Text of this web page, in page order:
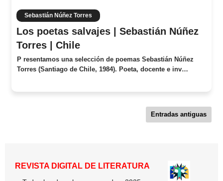
Sebastián Núñez Torres
Los poetas salvajes | Sebastián Núñez
Torres | Chile
P resentamos una selección de poemas Sebastián Núñez
Torres (Santiago de Chile, 1984). Poeta, docente e inv…
Entradas antiguas
REVISTA DIGITAL DE LITERATURA